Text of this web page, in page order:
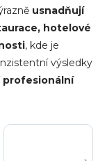
usnadňují
hotelové
, kde je
výsledky
profesionální